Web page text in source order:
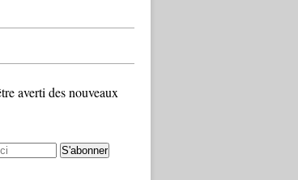
averti des nouveaux